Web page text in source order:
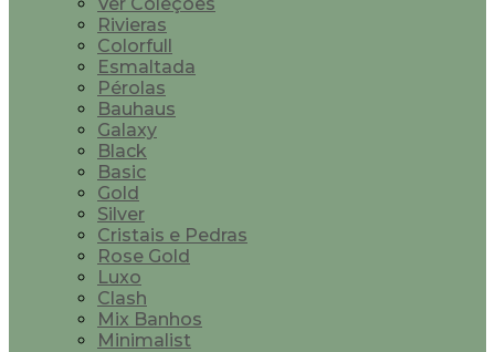
Rivieras
Colorfull
Esmaltada
Pérolas
Bauhaus
Galaxy
Black
Basic
Gold
Silver
Cristais e Pedras
Rose Gold
Luxo
Clash
Mix Banhos
Minimalist